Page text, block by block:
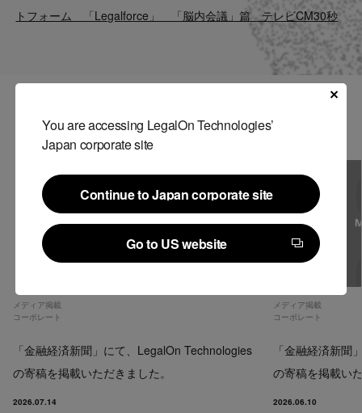
Contact
You are accessing LegalOn Technologies’
Japan corporate site
Continue to Japan corporate site
Continue to Japan corporate site
Go to US website
Go to US website
トフォーム 「Legalforce」 「脳内会議」篇 テレビCM30秒
関連記事
メディア掲載
コーポレート
「金融経済新聞」にて、LegalOn Technologies
の寄稿を掲載いただきました。
2026.07.14
メディア掲載
コーポレート
「金融経済新聞
の寄稿を掲載い
2026.06.10